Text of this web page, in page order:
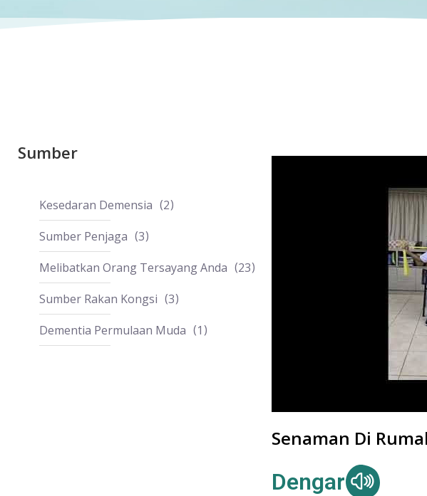
Sumber
Kesedaran Demensia
2
Sumber Penjaga
3
Melibatkan Orang Tersayang Anda
23
Sumber Rakan Kongsi
3
Dementia Permulaan Muda
1
Senaman Di
Dengar